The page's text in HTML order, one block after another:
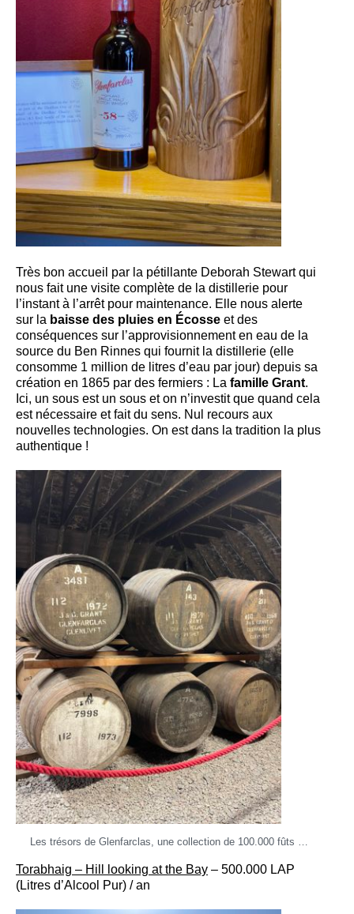
Très bon accueil par la pétillante Deborah Stewart qui
nous fait une visite complète de la distillerie pour
l’instant à l’arrêt pour maintenance. Elle nous alerte
sur la baisse des pluies en Écosse et des
conséquences sur l’approvisionnement en eau de la
source du Ben Rinnes qui fournit la distillerie (elle
consomme 1 million de litres d’eau par jour) depuis sa
création en 1865 par des fermiers : La famille Grant.
Ici, un sous est un sous et on n’investit que quand cela
est nécessaire et fait du sens. Nul recours aux
nouvelles technologies. On est dans la tradition la plus
authentique !
Les trésors de Glenfarclas, une collection de 100.000 fûts …
Torabhaig – Hill looking at the Bay – 500.000 LAP
(Litres d’Alcool Pur) / an